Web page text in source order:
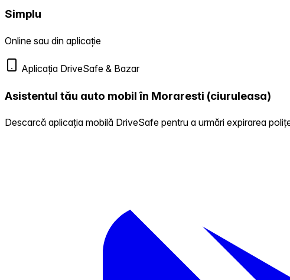
Simplu
Online sau din aplicație
Aplicația DriveSafe & Bazar
Asistentul tău auto mobil în Moraresti (ciuruleasa)
Descarcă aplicația mobilă DriveSafe pentru a urmări expirarea